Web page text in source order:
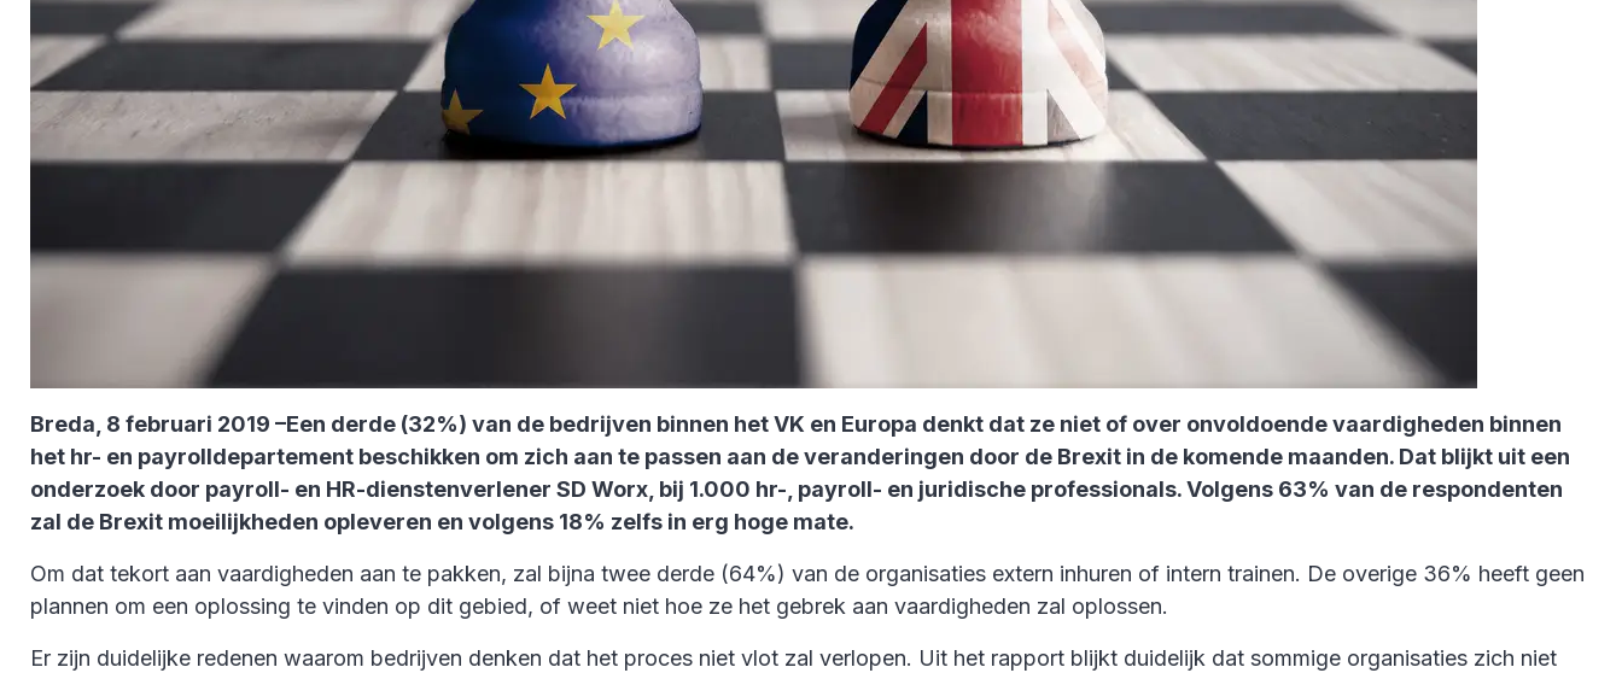
Breda, 8 februari 2019 –Een derde (32%) van de bedrijven binnen het VK en Europa denkt dat ze niet of over onvoldoende vaardigheden binnen
het hr- en payrolldepartement beschikken om zich aan te passen aan de veranderingen door de Brexit in de komende maanden. Dat blijkt uit een
onderzoek door payroll- en HR-dienstenverlener SD Worx, bij 1.000 hr-, payroll- en juridische professionals. Volgens 63% van de respondenten
zal de Brexit moeilijkheden opleveren en volgens 18% zelfs in erg hoge mate.
Om dat tekort aan vaardigheden aan te pakken, zal bijna twee derde (64%) van de organisaties extern inhuren of intern trainen. De overige 36% heeft geen
plannen om een oplossing te vinden op dit gebied, of weet niet hoe ze het gebrek aan vaardigheden zal oplossen.
Er zijn duidelijke redenen waarom bedrijven denken dat het proces niet vlot zal verlopen. Uit het rapport blijkt duidelijk dat sommige organisaties zich niet